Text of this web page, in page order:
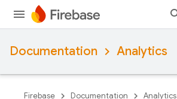
Documentation Analytics
Firebase Documentation Analytics